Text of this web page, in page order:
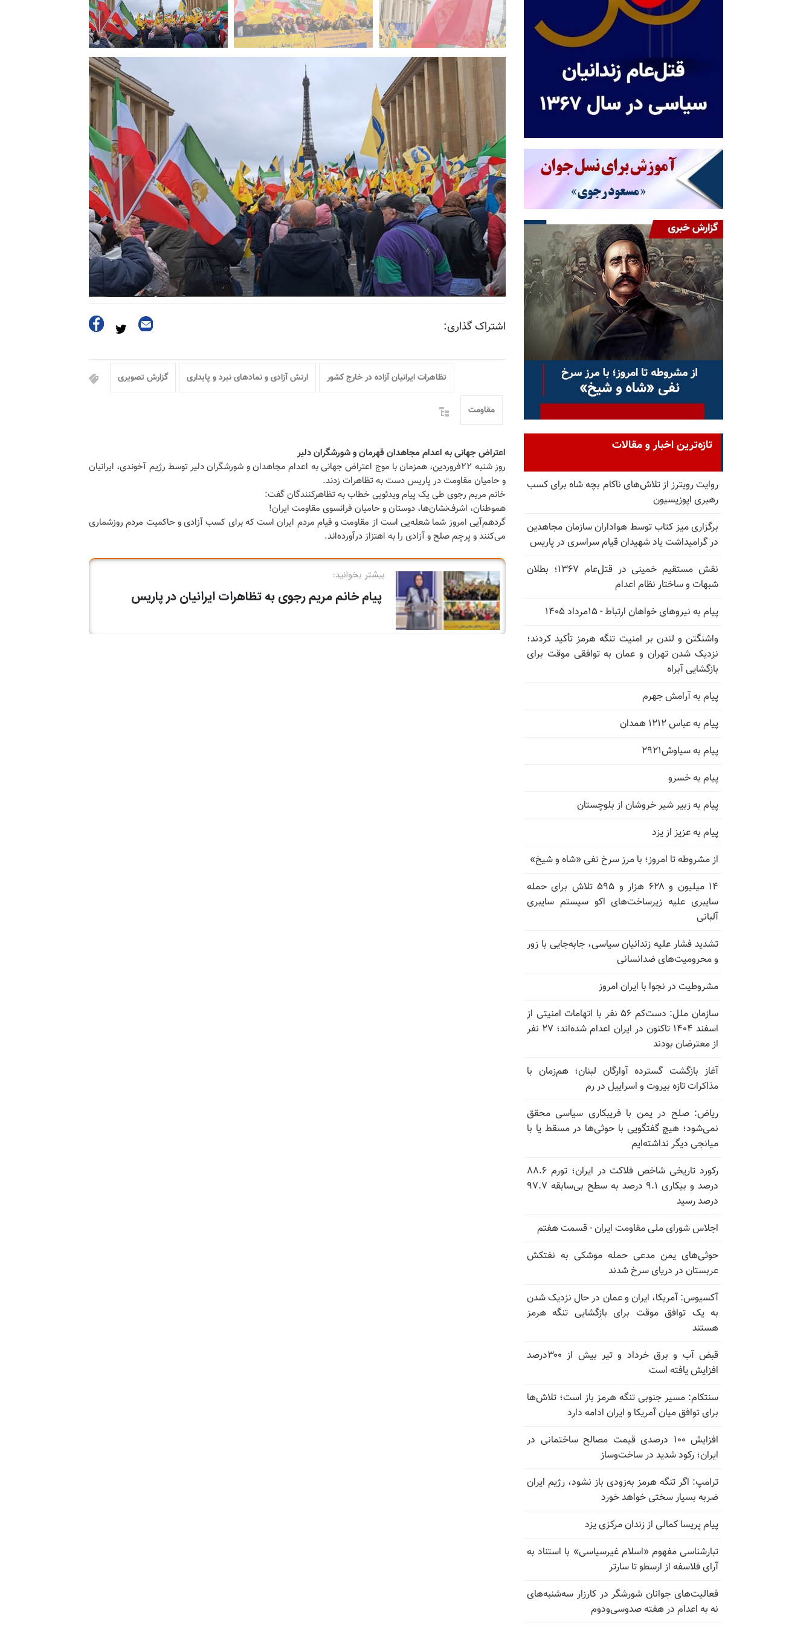
اشتراک گذاری:
تظاهرات ایرانیان آزاده در خارج کشور ارتش آزادی و نمادهای نبرد و پایداری گزارش تصویری
مقاومت
اعتراض جهانی به اعدام مجاهدان قهرمان و شورشگران دلیر
روز شنبه ۲۲فروردین، همزمان با موج اعتراض جهانی به اعدام مجاهدان و شورشگران دلیر توسط رژیم آخوندی، ایرانیان
و حامیان مقاومت در پاریس دست به تظاهرات زدند.
خانم مریم رجوی طی یک پیام ویدئویی خطاب به تظاهرکنندگان گفت:
هموطنان، اشرف‌نشان‌ها، دوستان و حامیان فرانسوی مقاومت ایران!
گردهم‌آیی امروز شما شعله‌یی است از مقاومت و قیام مردم ایران است که برای کسب آزادی و حاکمیت مردم روزشماری
می‌کنند و پرچم صلح و آزادی را به اهتزاز درآورده‌اند.
تازه‌ترین اخبار و مقالات
روایت رویترز از تلاش‌های ناکام بچه شاه برای کسب
رهبری اپوزیسیون
برگزاری میز کتاب توسط هواداران سازمان مجاهدین
در گرامیداشت یاد شهیدان قیام سراسری در پاریس
نقش مستقیم خمینی در قتل‌عام ۱۳۶۷؛ بطلان
شبهات و ساختار نظام اعدام
پیام به نیروهای خواهان ارتباط - ۱۵مرداد ۱۴۰۵
واشنگتن و لندن بر امنیت تنگه هرمز تأکید کردند؛
نزدیک شدن تهران و عمان به توافقی موقت برای
بازگشایی آبراه
پیام به آرامش جهرم
پیام به عباس ۱۲۱۲ همدان
پیام به سیاوش۲۹۲۱
پیام به خسرو
پیام به زبیر شیر خروشان از بلوچستان
پیام به عزیز از یزد
از مشروطه تا امروز؛ با مرز سرخ نفی «شاه و شیخ»
۱۴ میلیون و ۶۲۸ هزار و ۵۹۵ تلاش برای حمله
سایبری علیه زیرساخت‌های اکو سیستم سایبری
آلبانی
تشدید فشار علیه زندانیان سیاسی، جابه‌جایی با زور
و محرومیت‌های ضدانسانی
مشروطیت در نجوا با ایران امروز
سازمان ملل: دست‌کم ۵۶ نفر با اتهامات امنیتی از
اسفند ۱۴۰۴ تاکنون در ایران اعدام شده‌اند؛ ۲۷ نفر
از معترضان بودند
آغاز بازگشت گسترده آوارگان لبنان؛ هم‌زمان با
مذاکرات تازه بیروت و اسراییل در رم
ریاض: صلح در یمن با فریبکاری سیاسی محقق
نمی‌شود؛ هیچ گفتگویی با حوثی‌ها در مسقط یا با
میانجی دیگر نداشته‌ایم
رکورد تاریخی شاخص فلاکت در ایران؛ تورم ۸۸.۶
درصد و بیکاری ۹.۱ درصد به سطح بی‌سابقه ۹۷.۷
درصد رسید
اجلاس شورای ملی مقاومت ایران - قسمت هفتم
حوثی‌های یمن مدعی حمله موشکی به نفتکش
عربستان در دریای سرخ شدند
آکسیوس: آمریکا، ایران و عمان در حال نزدیک شدن
به یک توافق موقت برای بازگشایی تنگه هرمز
هستند
قبض آب و برق خرداد و تیر بیش از ۳۰۰درصد
افزایش یافته است
سنتکام: مسیر جنوبی تنگه هرمز باز است؛ تلاش‌ها
برای توافق میان آمریکا و ایران ادامه دارد
افزایش ۱۰۰ درصدی قیمت مصالح ساختمانی در
ایران؛ رکود شدید در ساخت‌وساز
ترامپ: اگر تنگه هرمز به‌زودی باز نشود، رژیم ایران
ضربه بسیار سختی خواهد خورد
پیام پریسا کمالی از زندان مرکزی یزد
تبارشناسی مفهوم «اسلام غیرسیاسی» با استناد به
آرای فلاسفه از ارسطو تا سارتر
فعالیت‌های جوانان شورشگر در کارزار سه‌شنبه‌های
نه به اعدام در هفته صدوسی‌و‌دوم